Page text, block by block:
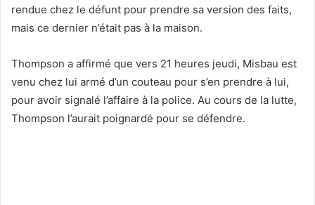
rendue chez le défunt pour prendre sa version des faits,
mais ce dernier n’était pas à la maison.
Thompson a affirmé que vers 21 heures jeudi, Misbau est
venu chez lui armé d’un couteau pour s’en prendre à lui,
pour avoir signalé l’affaire à la police. Au cours de la lutte,
Thompson l’aurait poignardé pour se défendre.